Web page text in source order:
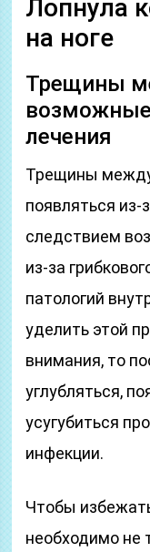
Лопнула
на ноге
Трещины
лечения
Трещины между
появляться из-
следствием
из-за
патологий
уделить этой
внимания, то
углубляться,
усугубиться
инфекции.
Чтобы
необходимо не